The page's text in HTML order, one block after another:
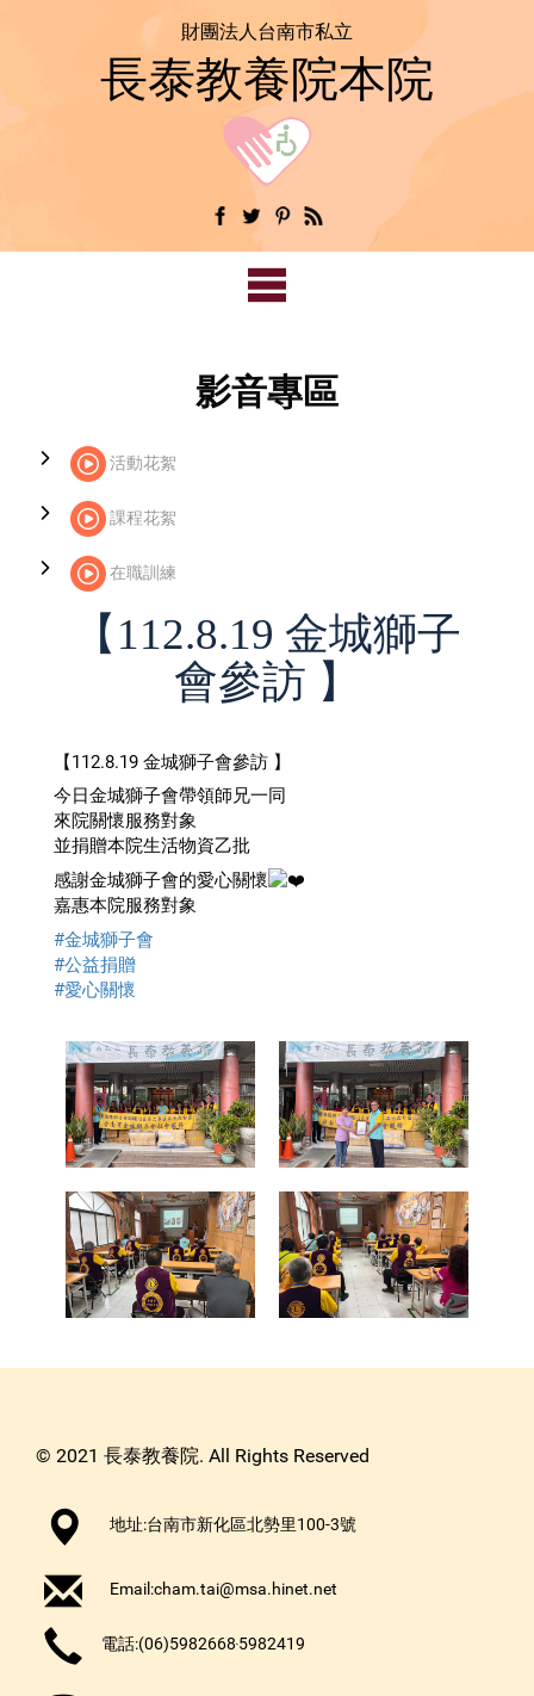
財團法人台南市私立
長泰教養院本院
影音專區
活動花絮
課程花絮
在職訓練
【112.8.19 金城獅子
會參訪 】
【112.8.19 金城獅子會參訪 】
今日金城獅子會帶領師兄一同
來院關懷服務對象
並捐贈本院生活物資乙批
感謝金城獅子會的愛心關懷
嘉惠本院服務對象
#金城獅子會
#公益捐贈
#愛心關懷
© 2021 長泰教養院. All Rights Reserved
地址:台南市新化區北勢里100-3號
Email:cham.tai@msa.hinet.net
電話:(06)5982668‧5982419